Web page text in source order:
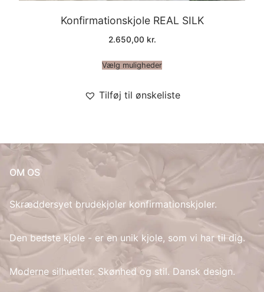
Konfirmationskjole REAL SILK
2.650,00 kr.
Vælg muligheder
Tilføj til ønskeliste
OM OS
Skræddersyet brudekjoler konfirmationskjoler.
Den bedste kjole - er en unik kjole, som vi har til dig.
Moderne silhuetter. Skønhed og stil. Dansk design.